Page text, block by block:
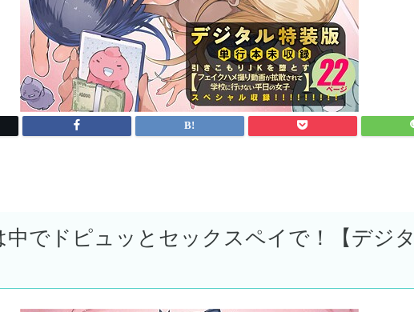
中でドピュッとセックスペイで！【デジ